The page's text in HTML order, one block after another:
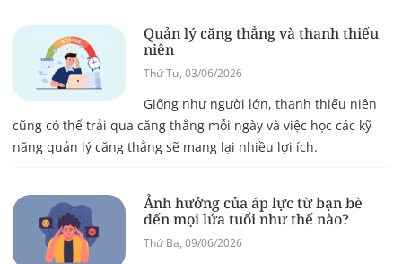
Quản lý căng thẳng và thanh thiếu
niên
Thứ Tư, 03/06/2026
Giống như người lớn, thanh thiếu niên
cũng có thể trải qua căng thẳng mỗi ngày và việc học các kỹ
năng quản lý căng thẳng sẽ mang lại nhiều lợi ích.
Ảnh hưởng của áp lực từ bạn bè
đến mọi lứa tuổi như thế nào?
Thứ Ba, 09/06/2026